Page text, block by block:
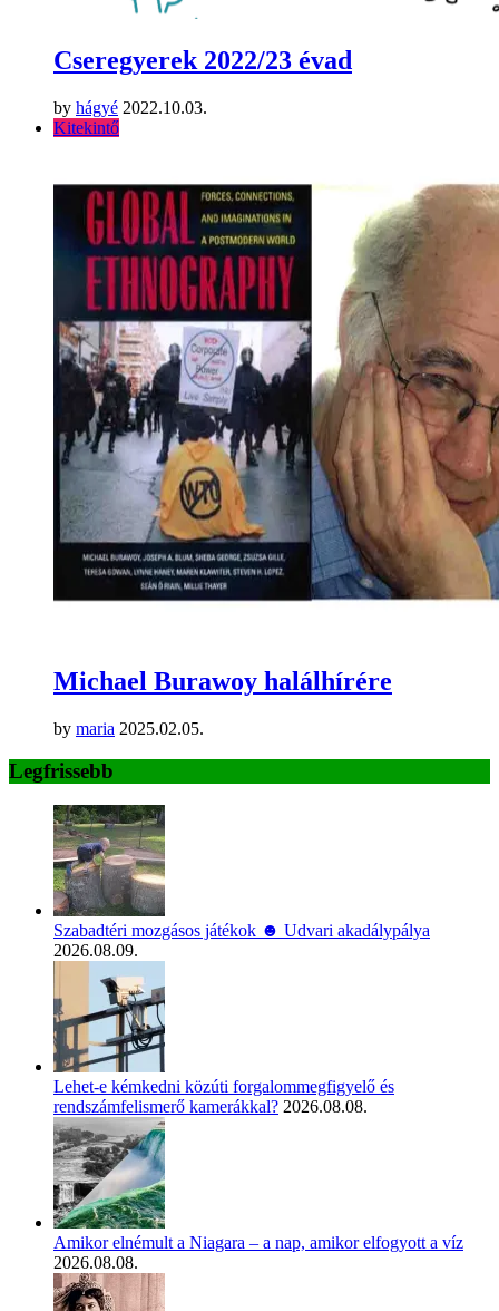
Cseregyerek 2022/23 évad
by hágyé 2022.10.03.
Kitekintő
Michael Burawoy halálhírére
by maria 2025.02.05.
Legfrissebb
Szabadtéri mozgásos játékok ☻ Udvari akadálypálya
2026.08.09.
Lehet-e kémkedni közúti forgalommegfigyelő és
rendszámfelismerő kamerákkal? 2026.08.08.
Amikor elnémult a Niagara – a nap, amikor elfogyott a víz
2026.08.08.